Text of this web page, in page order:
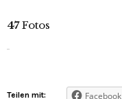
47Fotos
Teilen mit: Facebook